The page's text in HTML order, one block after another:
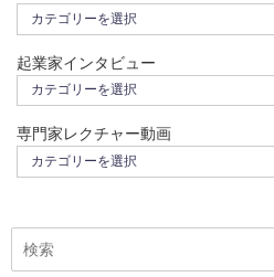
起業家インタビュー
専門家レクチャー動画